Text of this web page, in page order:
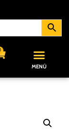
MENÚ